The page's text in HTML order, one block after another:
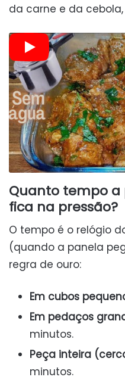
da carne e da cebola,
Quanto tempo
fica na pressão?
O tempo é o relógio
(quando a panela
regra de ouro:
Em cubos
Em pedaços
minutos.
Peça inteira
minutos.